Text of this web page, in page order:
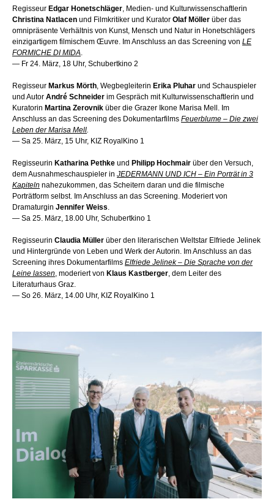
Regisseur Edgar Honetschläger, Medien- und Kulturwissenschaftlerin
Christina Natlacen und Filmkritiker und Kurator Olaf Möller über das
omnipräsente Verhältnis von Kunst, Mensch und Natur in Honetschlägers
einzigartigem filmischem Œuvre. Im Anschluss an das Screening von LE
FORMICHE DI MIDA.
— Fr 24. März, 18 Uhr, Schubertkino 2
Regisseur Markus Mörth, Wegbegleiterin Erika Pluhar und Schauspie ler
und Autor André Schneider im Gespräch mit Kulturwissenschaftlerin und
Kuratorin Martina Zerovnik über die Grazer Ikone Marisa Mell. Im
Anschluss an das Screening des Dokumentarfilms Feuerblume – Die zwei
Leben der Marisa Mell.
— Sa 25. März, 15 Uhr, KIZ RoyalKino 1
Regisseurin Katharina Pethke und Philipp Hochmair über den Versuch,
dem Ausnahmeschauspieler in JEDERMANN UND ICH – Ein Porträt in 3
Kapiteln nahezukommen, das Scheitern daran und die filmische
Porträtform selbst. Im Anschluss an das Screening. Moderiert von
Dramaturgin Jennifer Weiss.
— Sa 25. März, 18.00 Uhr, Schubertkino 1
Regisseurin Claudia Müller über den literarischen Weltstar Elfriede Jelinek
und Hintergründe von Leben und Werk der Autorin. Im Anschluss an das
Screening ihres Dokumentarfilms Elfriede Jelinek – Die Sprache von der
Leine lassen, moderiert von Klaus Kastberger, dem Leiter des
Literaturhaus Graz.
— So 26. März, 14.00 Uhr, KIZ RoyalKino 1